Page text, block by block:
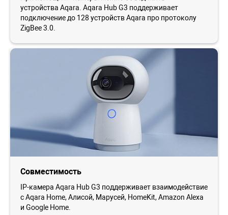
устройства Aqara. Aqara Hub G3 поддерживает
подключение до 128 устройств Aqara про протоколу
ZigBee 3.0.
Совместимость
IP-камера Aqara Hub G3 поддерживает взаимодействие
с Aqara Home, Алисой, Марусей, HomeKit, Amazon Alexa
и Google Home.